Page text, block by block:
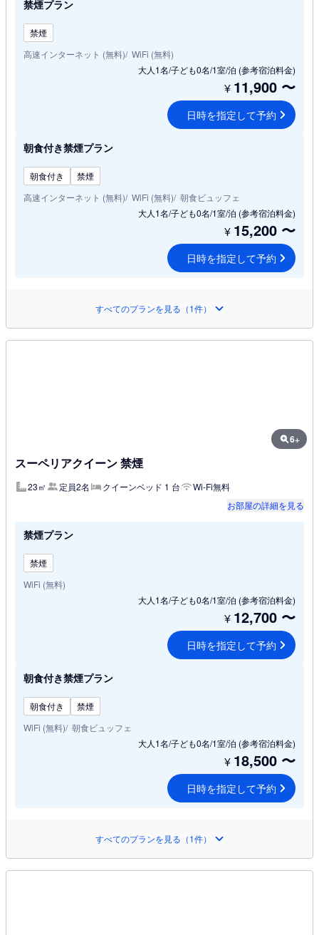
禁煙プラン
禁煙
高速インターネット (無料) WiFi (無料)
大人1名/子ども0名/1室/泊 (参考宿泊料金)
¥ 11,900 〜
日時を指定して予約
朝食付き禁煙プラン
朝食付き
禁煙
高速インターネット (無料) WiFi (無料) 朝食ビュッフェ
大人1名/子ども0名/1室/泊 (参考宿泊料金)
¥ 15,200 〜
日時を指定して予約
すべてのプランを見る（1件）
6+
スーペリアクイーン 禁煙
23㎡ 定員2名 クイーンベッド 1 台
Wi-Fi無料
お部屋の詳細を見る
禁煙プラン
禁煙
WiFi (無料)
大人1名/子ども0名/1室/泊 (参考宿泊料金)
¥ 12,700 〜
日時を指定して予約
朝食付き禁煙プラン
朝食付き
禁煙
WiFi (無料) 朝食ビュッフェ
大人1名/子ども0名/1室/泊 (参考宿泊料金)
¥ 18,500 〜
日時を指定して予約
すべてのプランを見る（1件）